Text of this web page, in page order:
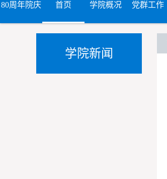
80周年院庆 首页 学院概况 党群工作
学院新闻